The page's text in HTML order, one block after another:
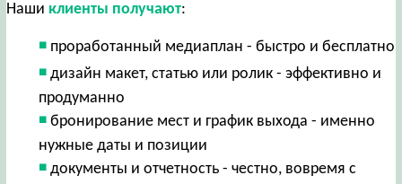
Наши клиенты получают:
проработанный медиаплан - быстро и бесплатно
дизайн макет, статью или ролик - эффективно и
продуманно
бронирование мест и график выхода - именно
нужные даты и позиции
документы и отчетность - честно, вовремя с